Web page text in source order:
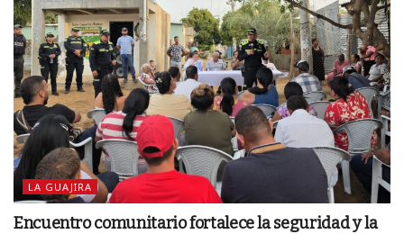
LA GUAJIRA
Encuentro comunitario fortalece la seguridad y la